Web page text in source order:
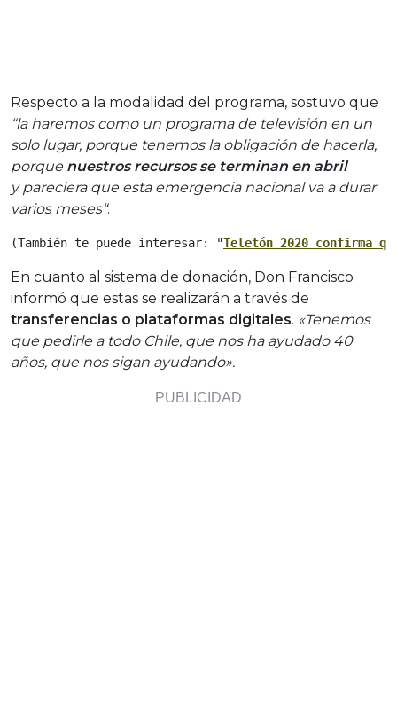
Respecto a la modalidad del programa, sostuvo que
“la haremos como un programa de televisión en un
solo lugar, porque tenemos la obligación de hacerla,
porque nuestros recursos se terminan en abril
y pareciera que esta emergencia nacional va a durar
varios meses“.
(También te puede interesar: "Teletón 2020 confirma
En cuanto al sistema de donación, Don Francisco
informó que estas se realizarán a través de
transferencias o plataformas digitales. «Tenemos
que pedirle a todo Chile, que nos ha ayudado 40
años, que nos sigan ayudando».